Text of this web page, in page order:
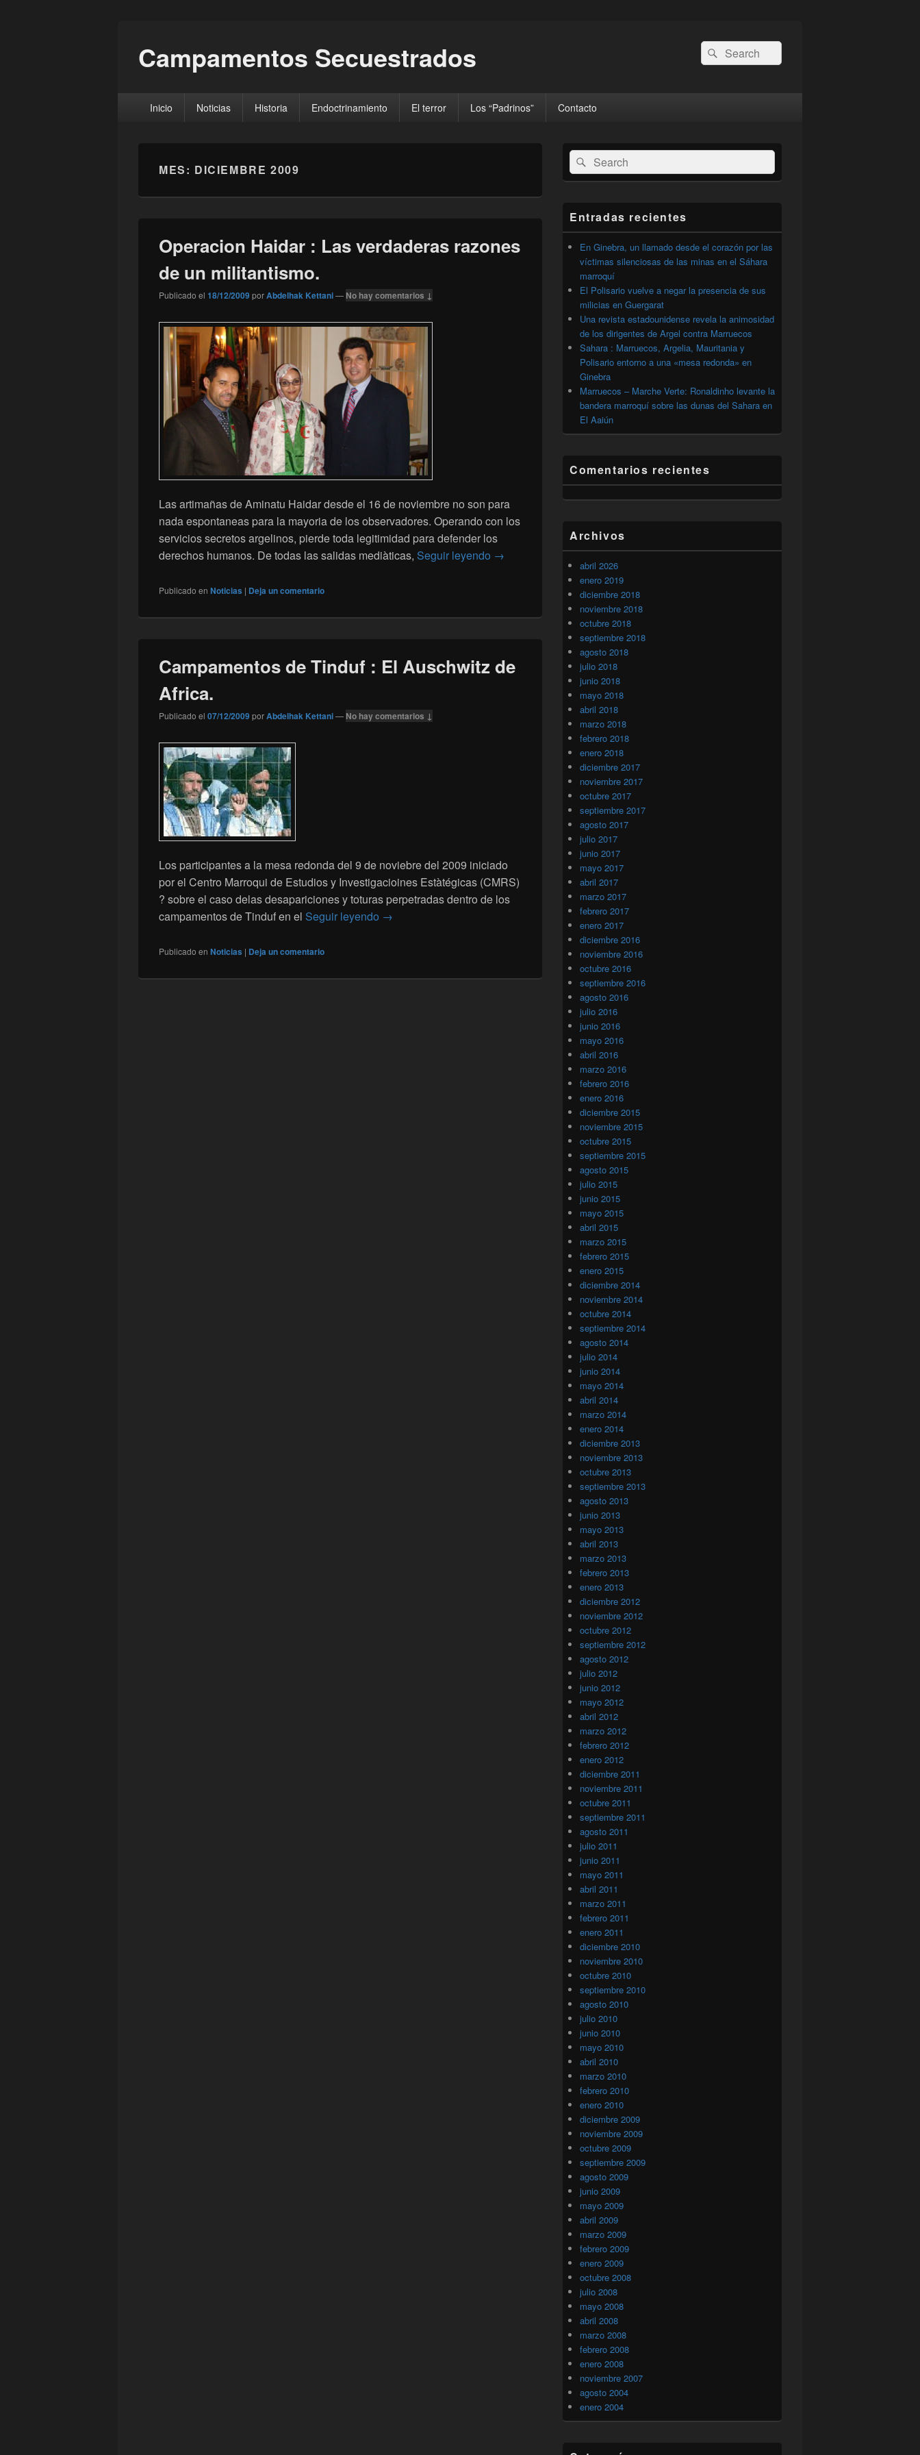
Campamentos Secuestrados
Buscar
por:
Buscar
principalInicio Noticias Historia Endoctrinamiento El terror Los “Padrinos” Contacto
MES: DICIEMBRE 2009
Operacion Haidar : Las verdaderas razones
de un militantismo.
Publicado el 18/12/2009porAbdelhak Kettani— No hay comentarios ↓
Las artimañas de Aminatu Haidar desde el 16 de noviembre no son para
nada espontaneas para la mayoria de los observadores. Operando con los
servicios secretos argelinos, pierde toda legitimidad para defender los
derechos humanos. De todas las salidas mediàticas, Seguir leyendo Operacion Haidar : Las verdaderas razones de un militantismo.
→
Publicado en Noticias | Deja un comentario
Campamentos de Tinduf : El Auschwitz de
Africa.
Publicado el 07/12/2009porAbdelhak Kettani— No hay comentarios ↓
Los participantes a la mesa redonda del 9 de noviebre del 2009 iniciado
por el Centro Marroqui de Estudios y Investigacioines Estàtégicas (CMRS)
? sobre el caso delas desapariciones y toturas perpetradas dentro de los
campamentos de Tinduf en el Seguir leyendo Campamentos de Tinduf : El Auschwitz de Africa.
→
Publicado en Noticias | Deja un comentario
El
área
de
widget
lateral
primaria
Buscar
por:
Buscar
Entradas recientes
En Ginebra, un llamado desde el corazón por las
víctimas silenciosas de las minas en el Sáhara
marroquí
El Polisario vuelve a negar la presencia de sus
milicias en Guergarat
Una revista estadounidense revela la animosidad
de los dirigentes de Argel contra Marruecos
Sahara : Marruecos, Argelia, Mauritania y
Polisario entorno a una «mesa redonda» en
Ginebra
Marruecos – Marche Verte: Ronaldinho levante la
bandera marroquí sobre las dunas del Sahara en
El Aaiún
Comentarios recientes
Archivos
abril 2026
enero 2019
diciembre 2018
noviembre 2018
octubre 2018
septiembre 2018
agosto 2018
julio 2018
junio 2018
mayo 2018
abril 2018
marzo 2018
febrero 2018
enero 2018
diciembre 2017
noviembre 2017
octubre 2017
septiembre 2017
agosto 2017
julio 2017
junio 2017
mayo 2017
abril 2017
marzo 2017
febrero 2017
enero 2017
diciembre 2016
noviembre 2016
octubre 2016
septiembre 2016
agosto 2016
julio 2016
junio 2016
mayo 2016
abril 2016
marzo 2016
febrero 2016
enero 2016
diciembre 2015
noviembre 2015
octubre 2015
septiembre 2015
agosto 2015
julio 2015
junio 2015
mayo 2015
abril 2015
marzo 2015
febrero 2015
enero 2015
diciembre 2014
noviembre 2014
octubre 2014
septiembre 2014
agosto 2014
julio 2014
junio 2014
mayo 2014
abril 2014
marzo 2014
enero 2014
diciembre 2013
noviembre 2013
octubre 2013
septiembre 2013
agosto 2013
junio 2013
mayo 2013
abril 2013
marzo 2013
febrero 2013
enero 2013
diciembre 2012
noviembre 2012
octubre 2012
septiembre 2012
agosto 2012
julio 2012
junio 2012
mayo 2012
abril 2012
marzo 2012
febrero 2012
enero 2012
diciembre 2011
noviembre 2011
octubre 2011
septiembre 2011
agosto 2011
julio 2011
junio 2011
mayo 2011
abril 2011
marzo 2011
febrero 2011
enero 2011
diciembre 2010
noviembre 2010
octubre 2010
septiembre 2010
agosto 2010
julio 2010
junio 2010
mayo 2010
abril 2010
marzo 2010
febrero 2010
enero 2010
diciembre 2009
noviembre 2009
octubre 2009
septiembre 2009
agosto 2009
junio 2009
mayo 2009
abril 2009
marzo 2009
febrero 2009
enero 2009
octubre 2008
julio 2008
mayo 2008
abril 2008
marzo 2008
febrero 2008
enero 2008
noviembre 2007
agosto 2004
enero 2004